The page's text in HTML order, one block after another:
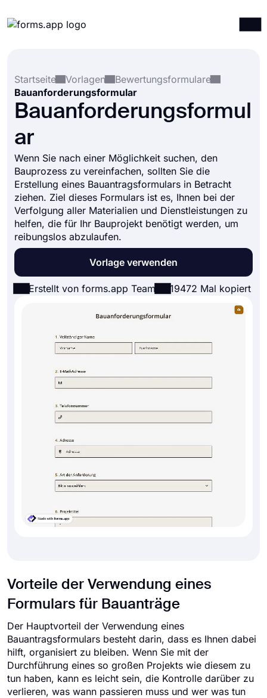
Integrationen
Vorlagen
Startseite
Vorlagen
Bewertungsformulare
Bauanforderungsformular
Bauanforderungsformul
ar
Wenn Sie nach einer Möglichkeit suchen, den
Bauprozess zu vereinfachen, sollten Sie die
Erstellung eines Bauantragsformulars in Betracht
ziehen. Ziel dieses Formulars ist es, Ihnen bei der
Verfolgung aller Materialien und Dienstleistungen zu
helfen, die für Ihr Bauprojekt benötigt werden, um
reibungslos abzulaufen.
Vorlage verwenden
Erstellt von forms.app Team 19472 Mal kopiert
Vorteile der Verwendung eines
Formulars für Bauanträge
Der Hauptvorteil der Verwendung eines
Bauantragsformulars besteht darin, dass es Ihnen dabei
hilft, organisiert zu bleiben. Wenn Sie mit der
Durchführung eines so großen Projekts wie diesem zu
tun haben, kann es leicht sein, die Kontrolle darüber zu
verlieren, was wann passieren muss und wer was tun